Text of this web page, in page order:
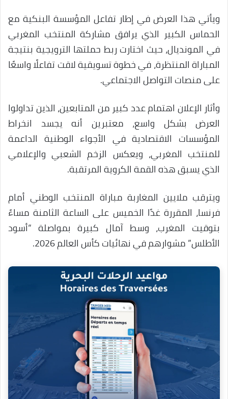
ويأتي هذا العرض في إطار تفاعل المؤسسة البنكية مع
الحماس الكبير الذي يرافق مشاركة المنتخب المغربي
في المونديال، حيث اختارت ربط حملتها الترويجية بنتيجة
المباراة المنتظرة، في خطوة تسويقية لاقت تفاعلًا واسعًا
على منصات التواصل الاجتماعي.
وأثار الإعلان اهتمام عدد كبير من المتابعين، الذين تداولوا
العرض بشكل واسع، معتبرين أنه يجسد انخراط
المؤسسات الاقتصادية في الأجواء الوطنية الداعمة
للمنتخب المغربي، ويعكس الزخم الشعبي والإعلامي
الذي يسبق هذه القمة الكروية المرتقبة.
ويترقب ملايين المغاربة مباراة المنتخب الوطني أمام
فرنسا، المقررة غدًا الخميس على الساعة الثامنة مساءً
بتوقيت المغرب، وسط آمال كبيرة بمواصلة “أسود
الأطلس” مشوارهم في نهائيات كأس العالم 2026.